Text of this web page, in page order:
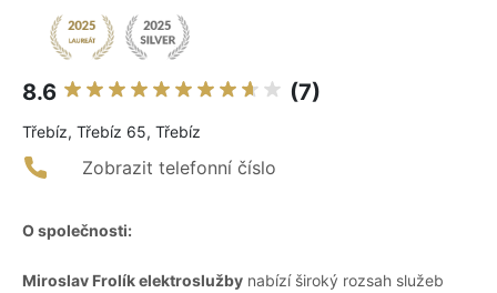
8.6 (7)
Třebíz, Třebíz 65, Třebíz
Zobrazit telefonní číslo
O společnosti:
Miroslav Frolík elektroslužby nabízí široký rozsah služeb